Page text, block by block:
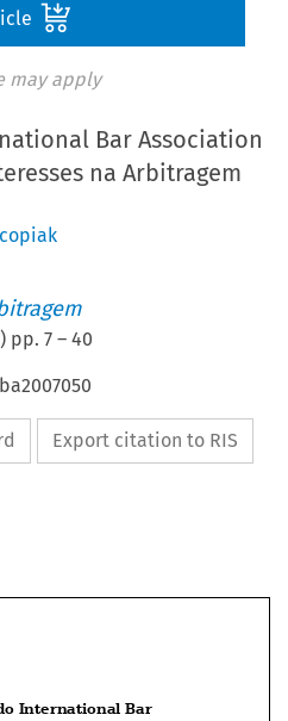
may apply
Bar Association
na Arbitragem
) pp.7 –40
Export citation to RIS

International Bar
Internacional